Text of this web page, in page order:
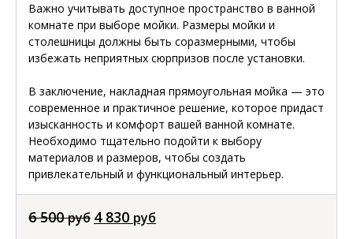
Важно учитывать доступное пространство в ванной
комнате при выборе мойки. Размеры мойки и
столешницы должны быть соразмерными, чтобы
избежать неприятных сюрпризов после установки.
В заключение, накладная прямоугольная мойка — это
современное и практичное решение, которое придаст
изысканность и комфорт вашей ванной комнате.
Необходимо тщательно подойти к выбору
материалов и размеров, чтобы создать
привлекательный и функциональный интерьер.
6 500руб Первоначальная
4 830 руб